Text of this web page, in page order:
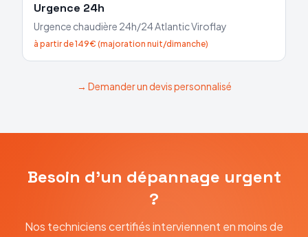
Urgence 24h
Urgence chaudière 24h/24AtlanticViroflay
à partir de 149€ (majoration nuit/dimanche)
→ Demander un devis personnalisé
Besoin d'un dépannage urgent
?
Nos techniciens certifiés interviennent en moins de